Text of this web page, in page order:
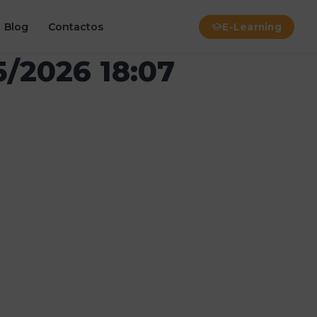
Blog Contactos E-Learning
18:07